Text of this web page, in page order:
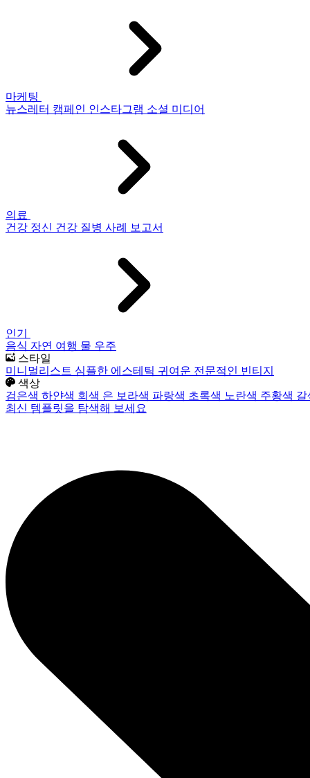
마케팅
뉴스레터 캠페인 인스타그램 소셜 미디어
의료
건강 정신 건강 질병 사례 보고서
인기
음식 자연 여행 물 우주
스타일
미니멀리스트 심플한 에스테틱 귀여운 전문적인 빈티지
색상
검은색 하얀색 회색 은 보라색 파랑색 초록색 노란색 주황색
최신 템플릿을 탐색해 보세요